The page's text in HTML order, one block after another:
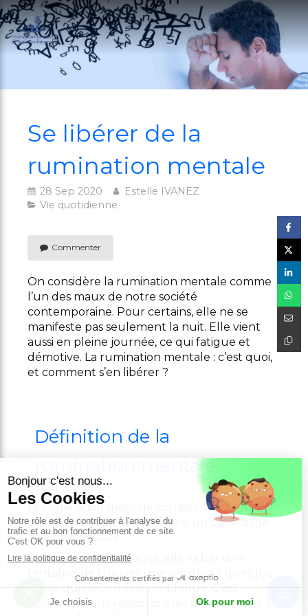
Se libérer de la
rumination mentale
28 Sep 2020
Estelle IVANEZ
Vie quotidienne
Commenter
On considère la rumination mentale comme
l’un des maux de notre société
contemporaine. Pour certains, elle ne se
manifeste pas seulement la nuit. Elle vient
aussi en pleine journée, ce qui fatigue et
démotive. La rumination mentale : c’est quoi,
et comment s’en libérer ?
Définition de la
rumination mentale
La rumination mentale consiste à avoir des
pensées récurrentes, comme un bavardage
mental incessant.
Sous un angle passager, elle induit une
tentative de trouver une solution à quelque
chose qui nous freine ou bloque. C’est
pourquoi nous ressassons les mêmes idées. Et